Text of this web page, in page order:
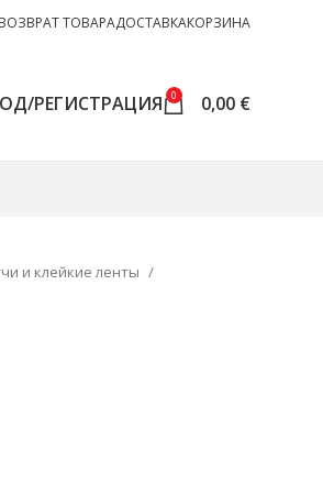
ВОЗВРАТ ТОВАРАДОСТАВКАКОРЗИНА
РЕГИСТРАЦИЯ 0 0,00 €
и клейкие ленты